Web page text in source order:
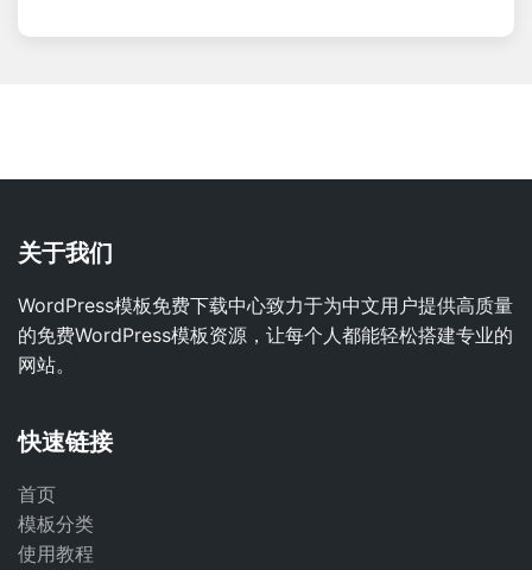
关于我们
WordPress模板免费下载中心致力于为中文用户提供高质量
的免费WordPress模板资源，让每个人都能轻松搭建专业的
网站。
快速链接
首页
模板分类
使用教程